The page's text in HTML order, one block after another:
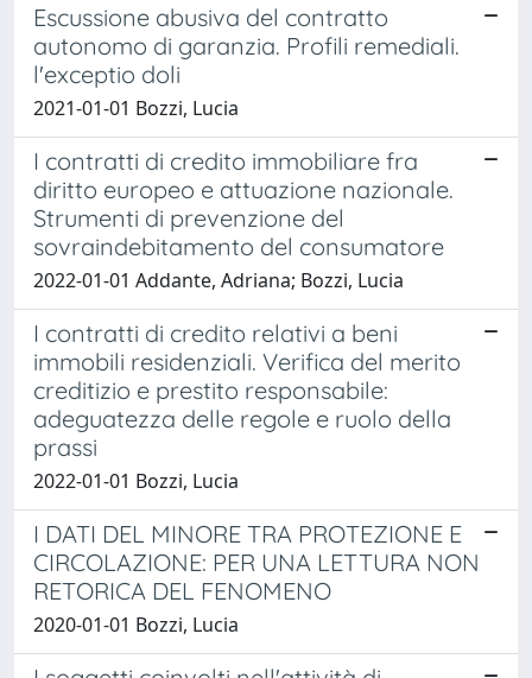
Escussione abusiva del contratto
autonomo di garanzia. Profili remediali.
l'exceptio doli
2021-01-01 Bozzi, Lucia
I contratti di credito immobiliare fra
diritto europeo e attuazione nazionale.
Strumenti di prevenzione del
sovraindebitamento del consumatore
2022-01-01 Addante, Adriana; Bozzi, Lucia
I contratti di credito relativi a beni
immobili residenziali. Verifica del merito
creditizio e prestito responsabile:
adeguatezza delle regole e ruolo della
prassi
2022-01-01 Bozzi, Lucia
I DATI DEL MINORE TRA PROTEZIONE E
CIRCOLAZIONE: PER UNA LETTURA NON
RETORICA DEL FENOMENO
2020-01-01 Bozzi, Lucia